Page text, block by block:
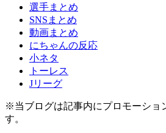
選手まとめ
SNSまとめ
動画まとめ
にちゃんの反応
小ネタ
トーレス
Jリーグ
※当ブログは記事内にプロモーショ
す。